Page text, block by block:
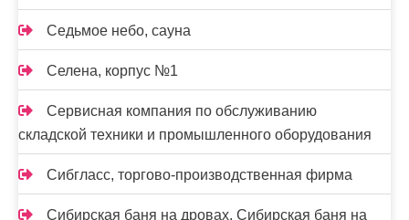
Седьмое небо, сауна
Селена, корпус №1
Сервисная компания по обслуживанию
складской техники и промышленного оборудования
Сибгласс, торгово-производственная фирма
Сибирская баня на дровах, Сибирская баня на